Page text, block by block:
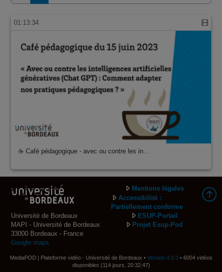
01:13:34
☕ Café pédagogique - avec ou contre les in…
Université de Bordeaux
MAPI - Université de Bordeaux
33000 Bordeaux - France
Google maps
Mentions légales
Accessibilité :
Partiellement conforme
ESUP-Portail
Projet Esup-Pod
MediaPOD | Plateforme vidéo - Université de Bordeaux • Version 4.0.3• 6004 vidéos
disponibles (114 jours, 20:32:47)